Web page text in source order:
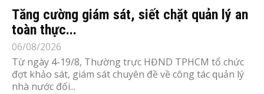
Tăng cường giám sát, siết chặt quản lý an
toàn thực...
06/08/2026
Từ ngày 4-19/8, Thường trực HĐND TPHCM tổ chức
đợt khảo sát, giám sát chuyên đề về công tác quản lý
nhà nước đối...